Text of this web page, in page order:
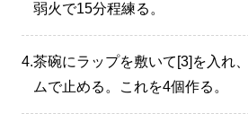
弱火で15分程練る。
4.茶碗にラップを敷いて[3]を入れ
ムで止める。これを4個作る。